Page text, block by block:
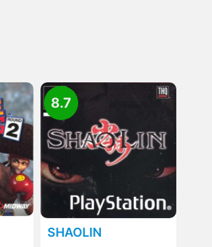
SHAOLIN
8.7